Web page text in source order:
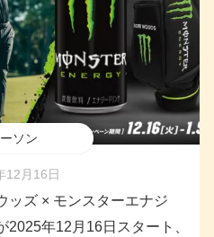
ソン
12月16日
ッズ × モンスターエナジ
年12月16日スタート、